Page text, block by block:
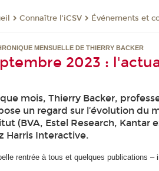
Connaître l'iCSV Événements et
MENSUELLE DE THIERRY BACKER
2023 :
mois, Thierry Backer,
un regard sur l’évolution du
(BVA, Estel Research, Kantar
Harris Interactive.
rentrée à tous et quelques publications